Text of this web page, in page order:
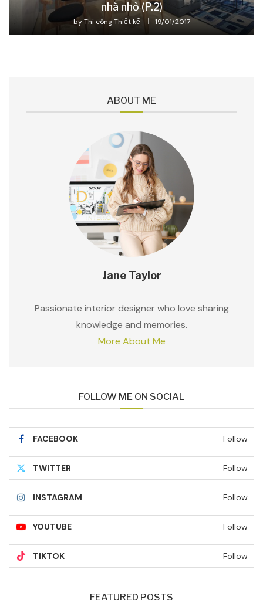
nhà nhỏ (P.2)
byThi công Thiết kế 19/01/2017
ABOUT ME
Jane Taylor
Passionate interior designer who love sharing
knowledge and memories.
More About Me
FOLLOW ME ON SOCIAL
FACEBOOK Follow
TWITTER Follow
INSTAGRAM Follow
YOUTUBE Follow
TIKTOK Follow
FEATURED POSTS